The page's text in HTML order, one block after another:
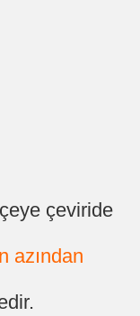
çeviride
azından